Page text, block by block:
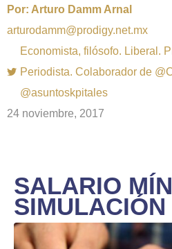
Por: Arturo Damm Arnal
arturodamm@prodigy.net.mx
Economista, filósofo. Liberal.
Periodista. Colaborador de
@asuntoskpitales
24 noviembre, 2017
SALARIO
SIMULACIÓN